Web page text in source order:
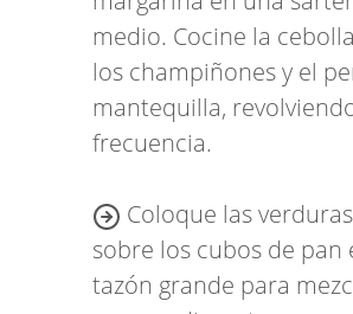
Apio Margarina Pan
Huevo
Aves Salvia
Perejil
Mejorana
Cebolla
Derrita la
margarina en una